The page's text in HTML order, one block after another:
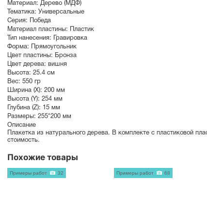
Материал: Дерево (МДФ)
Тематика: Универсальные
Серия: Победа
Материал пластины: Пластик
Тип нанесения:
Гравировка
Форма: Прямоугольник
Цвет пластины: Бронза
Цвет дерева: вишня
Высота: 25.4 см
Вес: 550 гр
Ширина (X): 200 мм
Высота (Y): 254 мм
Глубина (Z): 15 мм
Размеры: 255*200 мм
Описание
Плакетка из натурального дерева. В комплекте с пластиковой
стоимость.
Похожие товары
Примеры работ 32 Примеры работ 68